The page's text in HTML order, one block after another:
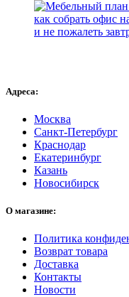
Адреса:
Москва
Санкт-Петербург
Краснодар
Екатеринбург
Казань
Новосибирск
О магазине:
Политика
Возврат товара
Доставка
Контакты
Новости